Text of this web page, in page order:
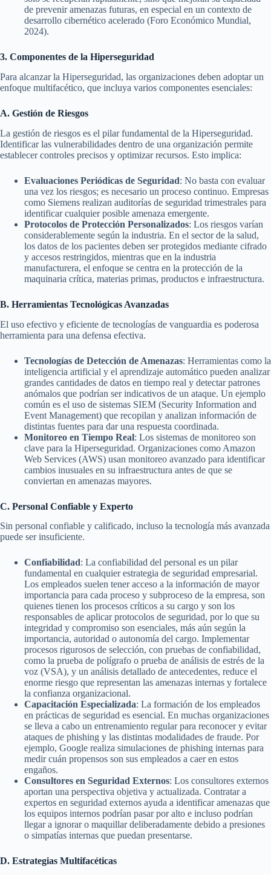
de prevenir amenazas futuras, en especial en un contexto de
desarrollo cibernético acelerado (Foro Económico Mundial,
2024).
3. Componentes de la Hiperseguridad
Para alcanzar la Hiperseguridad, las organizaciones deben adoptar un
enfoque multifacético, que incluya varios componentes esenciales:
A. Gestión de Riesgos
La gestión de riesgos es el pilar fundamental de la Hiperseguridad.
Identificar las vulnerabilidades dentro de una organización permite
establecer controles precisos y optimizar recursos. Esto implica:
Evaluaciones Periódicas de Seguridad: No basta con evaluar
una vez los riesgos; es necesario un proceso continuo. Empresas
como Siemens realizan auditorías de seguridad trimestrales para
identificar cualquier posible amenaza emergente.
Protocolos de Protección Personalizados: Los riesgos varían
considerablemente según la industria. En el sector de la salud,
los datos de los pacientes deben ser protegidos mediante cifrado
y accesos restringidos, mientras que en la industria
manufacturera, el enfoque se centra en la protección de la
maquinaria crítica, materias primas, productos e infraestructura.
B. Herramientas Tecnológicas Avanzadas
El uso efectivo y eficiente de tecnologías de vanguardia es poderosa
herramienta para una defensa efectiva.
Tecnologías de Detección de Amenazas: Herramientas como la
inteligencia artificial y el aprendizaje automático pueden analizar
grandes cantidades de datos en tiempo real y detectar patrones
anómalos que podrían ser indicativos de un ataque. Un ejemplo
común es el uso de sistemas SIEM (Security Information and
Event Management) que recopilan y analizan información de
distintas fuentes para dar una respuesta coordinada.
Monitoreo en Tiempo Real: Los sistemas de monitoreo son
clave para la Hiperseguridad. Organizaciones como Amazon
Web Services (AWS) usan monitoreo avanzado para identificar
cambios inusuales en su infraestructura antes de que se
conviertan en amenazas mayores.
C. Personal Confiable y Experto
Sin personal confiable y calificado, incluso la tecnología más avanzada
puede ser insuficiente.
Confiabilidad: La confiabilidad del personal es un pilar
fundamental en cualquier estrategia de seguridad empresarial.
Los empleados suelen tener acceso a la información de mayor
importancia para cada proceso y subproceso de la empresa, son
quienes tienen los procesos críticos a su cargo y son los
responsables de aplicar protocolos de seguridad, por lo que su
integridad y compromiso son esenciales, más aún según la
importancia, autoridad o autonomía del cargo. Implementar
procesos rigurosos de selección, con pruebas de confiabilidad,
como la prueba de polígrafo o prueba de análisis de estrés de la
voz (VSA), y un análisis detallado de antecedentes, reduce el
enorme riesgo que representan las amenazas internas y fortalece
la confianza organizacional.
Capacitación Especializada: La formación de los empleados
en prácticas de seguridad es esencial. En muchas organizaciones
se lleva a cabo un entrenamiento regular para reconocer y evitar
ataques de phishing y las distintas modalidades de fraude. Por
ejemplo, Google realiza simulaciones de phishing internas para
medir cuán propensos son sus empleados a caer en estos
engaños.
Consultores en Seguridad Externos: Los consultores externos
aportan una perspectiva objetiva y actualizada. Contratar a
expertos en seguridad externos ayuda a identificar amenazas que
los equipos internos podrían pasar por alto e incluso podrían
llegar a ignorar o maquillar deliberadamente debido a presiones
o simpatías internas que puedan presentarse.
D. Estrategias Multifacéticas